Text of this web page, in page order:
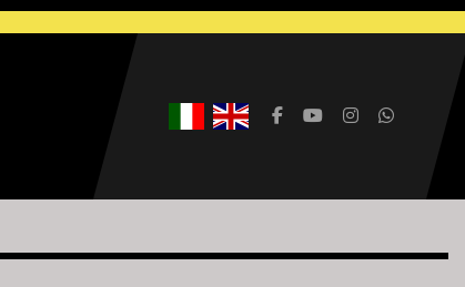
facebookyoutubeinstagram